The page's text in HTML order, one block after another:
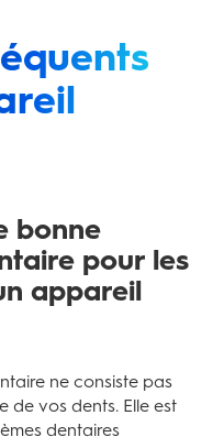
bonne
pour les
appareil
ne consiste pas
de vos dents. Elle est
dentaires